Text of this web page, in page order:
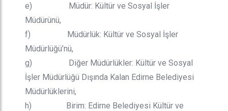
e) Müdür: Kültür ve Sosyal İşler
Müdürünü,
f) Müdürlük: Kültür ve Sosyal İşler
Müdürlüğü’nü,
g) Diğer Müdürlükler: Kültür ve Sosyal
İşler Müdürlüğü Dışında Kalan Edirne Belediyesi
Müdürlüklerini,
h) Birim: Edirne Belediyesi Kültür ve